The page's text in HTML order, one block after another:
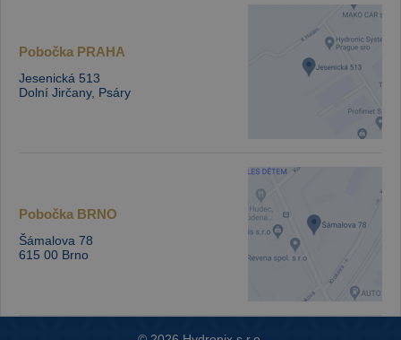
Pobočka PRAHA
Jesenická 513
Dolní Jirčany, Psáry
Pobočka BRNO
Šámalova 78
615 00 Brno